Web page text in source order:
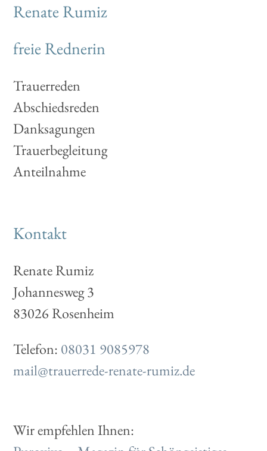
Renate Rumiz
freie Rednerin
Trauerreden
Abschiedsreden
Danksagungen
Trauerbegleitung
Anteilnahme
Kontakt
Renate Rumiz
Johannesweg 3
83026 Rosenheim
Telefon: 08031 9085978
mail@trauerrede-renate-rumiz.de
Wir empfehlen Ihnen: